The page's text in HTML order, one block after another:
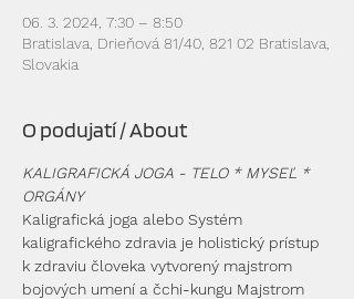
06. 3. 2024, 7:30 – 8:50
Bratislava, Drieňová 81/40, 821 02 Bratislava,
Slovakia
O podujatí / About
KALIGRAFICKÁ JOGA - TELO * MYSEĽ *
ORGÁNY
Kaligrafická joga alebo Systém
kaligrafického zdravia je holistický prístup
k zdraviu človeka vytvorený majstrom
bojových umení a čchi-kungu Majstrom